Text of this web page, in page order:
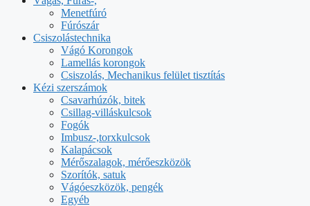
Menetfúró
Fúrószár
Csiszolástechnika
Vágó Korongok
Lamellás korongok
Csiszolás, Mechanikus felület tisztítás
Kézi szerszámok
Csavarhúzók, bitek
Csillag-villáskulcsok
Fogók
Imbusz-,torxkulcsok
Kalapácsok
Mérőszalagok, mérőeszközök
Szorítók, satuk
Vágóeszközök, pengék
Egyéb